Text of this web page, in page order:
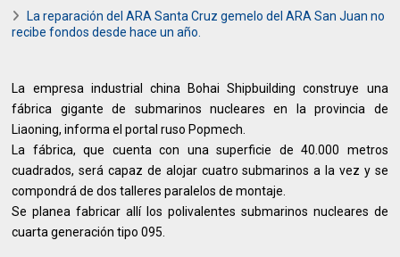
La reparación del ARA Santa Cruz gemelo del ARA San Juan no
recibe fondos desde hace un año.
La empresa industrial china Bohai Shipbuilding construye una
fábrica gigante de submarinos nucleares en la provincia de
Liaoning, informa el portal ruso Popmech.
La fábrica, que cuenta con una superficie de 40.000 metros
cuadrados, será capaz de alojar cuatro submarinos a la vez y se
compondrá de dos talleres paralelos de montaje.
Se planea fabricar allí los polivalentes submarinos nucleares de
cuarta generación tipo 095.